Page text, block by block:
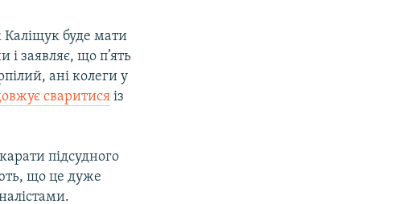
Каліщук буде мати
і заявляє, що п’ять
ані колеги у
сваритися із
підсудного
що це дуже